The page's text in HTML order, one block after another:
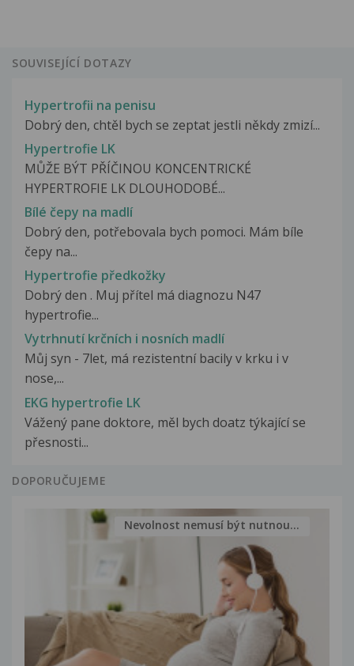
SOUVISEJÍCÍ DOTAZY
Hypertrofii na penisu
Dobrý den, chtěl bych se zeptat jestli někdy zmizí...
Hypertrofie LK
MŮŽE BÝT PŘÍČINOU KONCENTRICKÉ
HYPERTROFIE LK DLOUHODOBÉ...
Bílé čepy na madlí
Dobrý den, potřebovala bych pomoci. Mám bíle
čepy na...
Hypertrofie předkožky
Dobrý den . Muj přítel má diagnozu N47
hypertrofie...
Vytrhnutí krčních i nosních madlí
Můj syn - 7let, má rezistentní bacily v krku i v
nose,...
EKG hypertrofie LK
Vážený pane doktore, měl bych doatz týkající se
přesnosti...
DOPORUČUJEME
Nevolnost nemusí být nutnou...